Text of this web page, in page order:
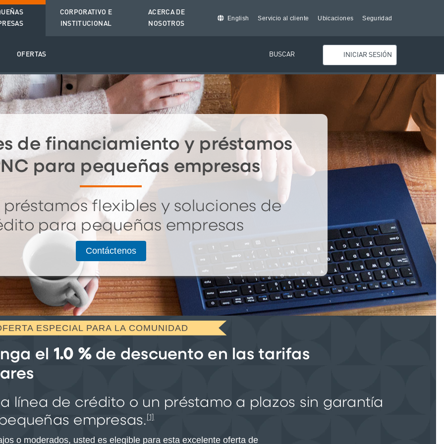
OFERTAS
CORPORATIVO E
INSTITUCIONAL
ACERCA DE
NOSOTROS
English Servicio al cliente Ubicaciones Seguridad
BUSCAR INICIAR SESIÓN
de financiamiento y préstamos
para pequeñas empresas
préstamos flexibles y soluciones de
para pequeñas empresas
Contáctenos
ESPECIAL PARA LA COMUNIDAD
el 1.0 %de descuento en las tarifas
línea de crédito o un préstamo a plazos sin garantía
empresas. [1]
o moderados, usted es elegible para esta excelente oferta de